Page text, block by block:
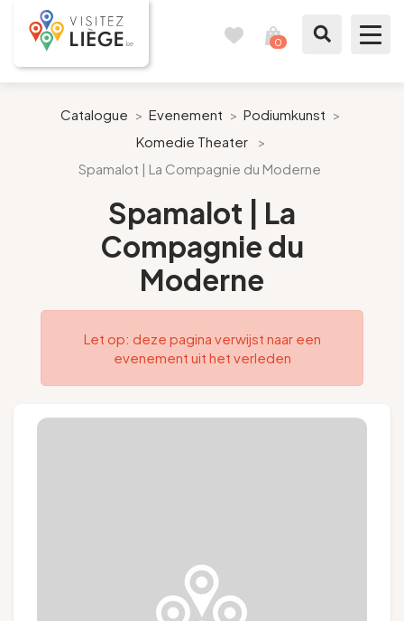
0
Bereid mijn verblijf voor
Onze suggesties
Catalogue > Evenement > Podiumkunst >
Komedie Theater
>
Spamalot | La Compagnie du Moderne
Spamalot | La
Compagnie du
Moderne
Let op: deze pagina verwijst naar een
evenement uit het verleden